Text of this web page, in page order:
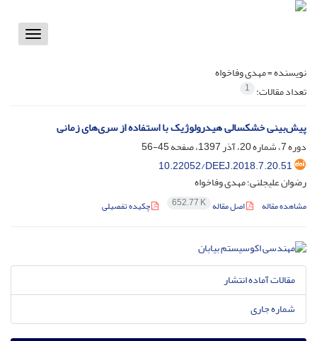
Toggle
نویسنده =مهدی وفاخواه
تعداد مقالات: 1
پیش‌بینی خشکسالی هیدرولوژیک با استفاده از سری‌های زمانی
دوره 7، شماره 20، آذر 1397، صفحه
45-56
10.22052/DEEJ.2018.7.20.51
رضوان علیجلنی؛ مهدی وفاخواه
مشاهده مقاله اصل مقاله 652.77 K چکیده تفصیلی
مقالات آماده انتشار
شماره جاری